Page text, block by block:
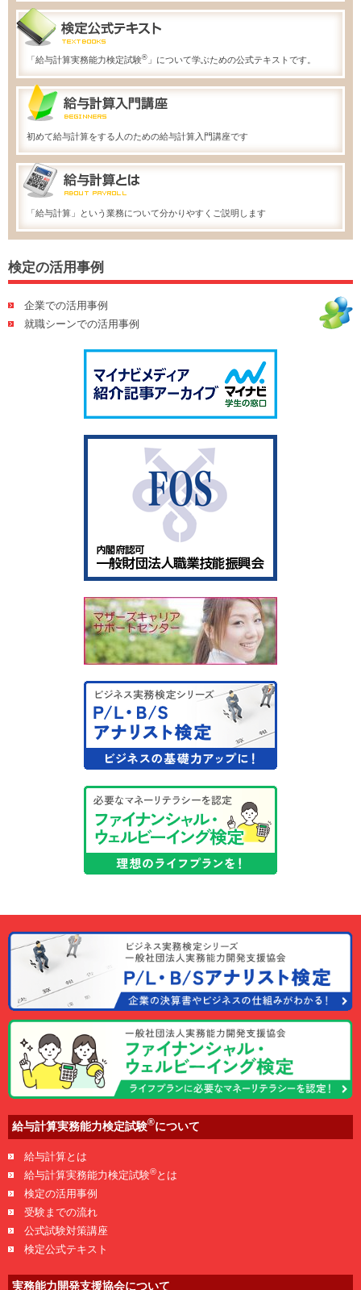
「給与計算実務能力検定試験® 」について学ぶための公式テキストです。
初めて給与計算をする人のための給与計算入門講座です
「給与計算」という業務について分かりやすくご説明します
検定の活用事例
企業での活用事例
就職シーンでの活用事例
給与計算実務能力検定試験®について
給与計算とは
給与計算実務能力検定試験®とは
検定の活用事例
受験までの流れ
公式試験対策講座
検定公式テキスト
実務能力開発支援協会について